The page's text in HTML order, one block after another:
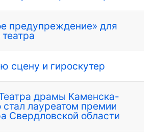
предупреждение» для
театра
сцену и гироскутер
драмы Каменска-
стал лауреатом премии
Свердловской области